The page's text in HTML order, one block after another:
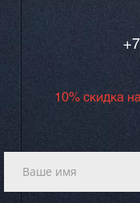
10% скидка